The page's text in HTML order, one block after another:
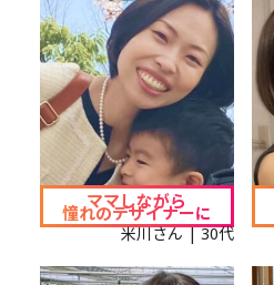
ママしながら
憧れのデザイナーに
米川さん | 30代